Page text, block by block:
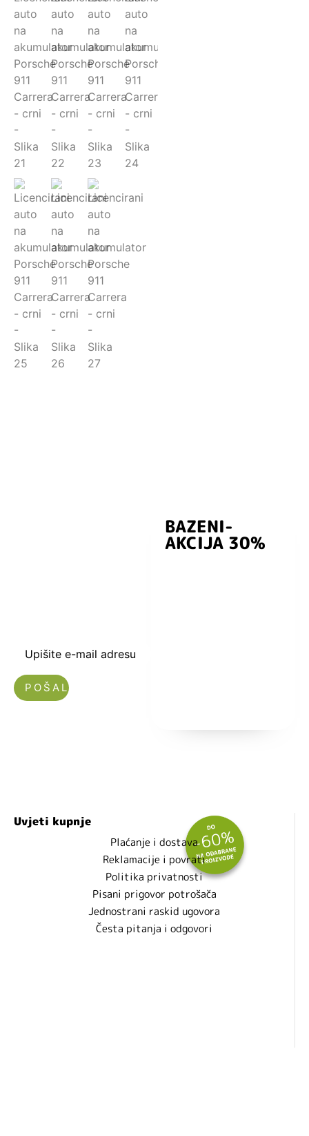
Upišite e-mail adresu
BAZENI-
AKCIJA 30%
Uvjeti kupnje
Plaćanje i dostava
Reklamacije i povrati
Politika privatnosti
Pisani prigovor potrošača
Jednostrani raskid ugovora
Česta pitanja i odgovori